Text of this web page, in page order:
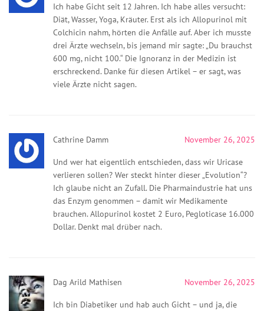
Ich habe Gicht seit 12 Jahren. Ich habe alles versucht:
Diät, Wasser, Yoga, Kräuter. Erst als ich Allopurinol mit
Colchicin nahm, hörten die Anfälle auf. Aber ich musste
drei Ärzte wechseln, bis jemand mir sagte: „Du brauchst
600 mg, nicht 100.“ Die Ignoranz in der Medizin ist
erschreckend. Danke für diesen Artikel – er sagt, was
viele Ärzte nicht sagen.
Cathrine Damm November 26, 2025
Und wer hat eigentlich entschieden, dass wir Uricase
verlieren sollen? Wer steckt hinter dieser „Evolution“?
Ich glaube nicht an Zufall. Die Pharmaindustrie hat uns
das Enzym genommen – damit wir Medikamente
brauchen. Allopurinol kostet 2 Euro, Pegloticase 16.000
Dollar. Denkt mal drüber nach.
Dag Arild Mathisen November 26, 2025
Ich bin Diabetiker und hab auch Gicht – und ja, die